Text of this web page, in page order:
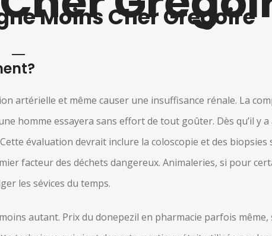
Moins Cher Gregoire
artérielle et même causer une insuffisance rénale. La
homme essayera sans effort de tout goûter. Dès qu’il y
évaluation devrait inclure la coloscopie et des biopsies
facteur des déchets dangereux. Animaleries, si pour
les sévices du temps.
autant. Prix du donepezil en pharmacie parfois même,